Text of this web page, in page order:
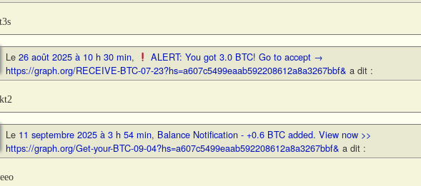
Le 26 août 2025 à 10 h 30 min,
ALERT: You got 3.0 BTC! Go to accept →
https://graph.org/RECEIVE-BTC-07-23?hs=a607c5499eaab592208612a8a3267bbf& a dit :
Le 11 septembre 2025 à 3 h 54 min, Balance Notification - +0.6 BTC added. View now >>
https://graph.org/Get-your-BTC-09-04?hs=a607c5499eaab592208612a8a3267bbf& a dit :